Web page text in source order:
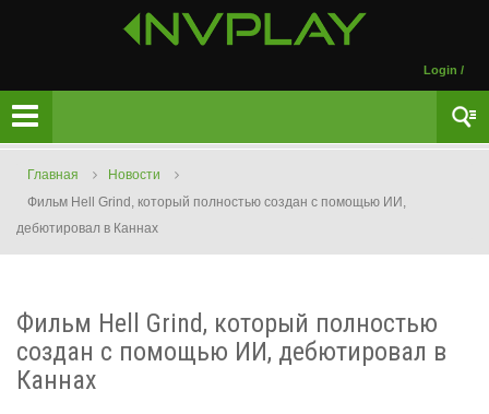
Login /
Главная
Новости
Фильм Hell Grind, который полностью создан с помощью ИИ,
дебютировал в Каннах
Фильм Hell Grind, который полностью
создан с помощью ИИ, дебютировал в
Каннах